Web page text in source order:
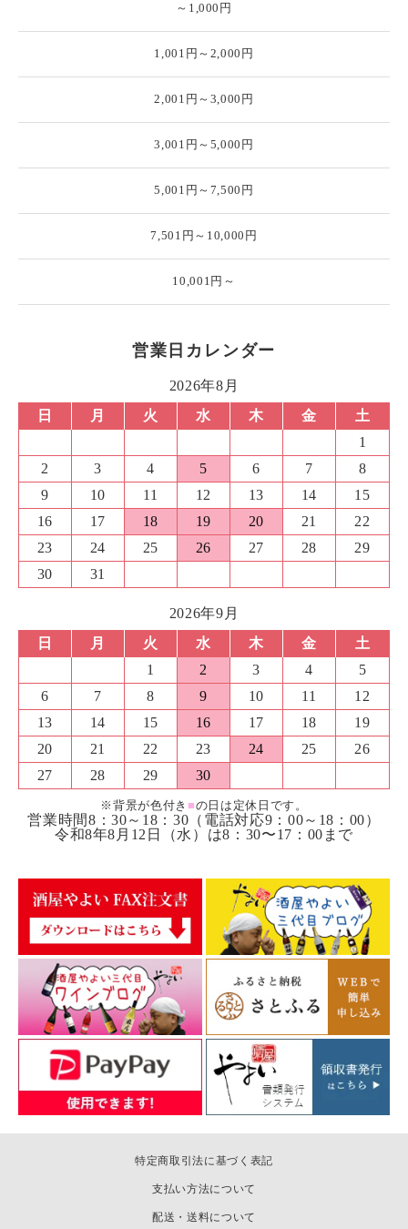
～1,000円
1,001円～2,000円
2,001円～3,000円
3,001円～5,000円
5,001円～7,500円
7,501円～10,000円
10,001円～
営業日カレンダー
2026年8月
日
月 火 水 木 金
土
1
2
3 4 5 6 7
8
9
10 11 12 13 14
15
16
17 18 19 20 21
22
23
24 25 26 27 28
29
30
31
2026年9月
日
月 火 水 木 金
土
1
2 3 4
5
6
7 8 9 10 11
12
13
14 15 16 17 18
19
20
21 22 23 24 25
26
27
28 29 30
※背景が色付き ■の日は定休日です。
営業時間8：30～18：30（電話対応9：00～18：00）
令和8年8月12日（水）は8：30〜17：00まで
特定商取引法に基づく表記
支払い方法について
配送・送料について